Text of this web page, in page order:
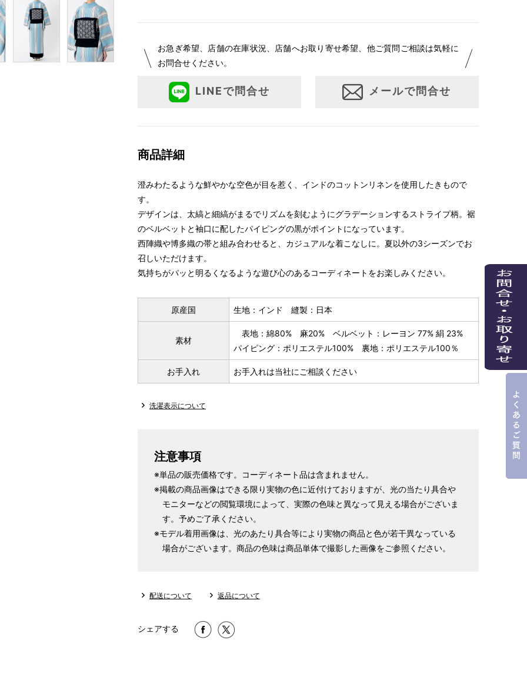
お急ぎ希望、店舗の在庫状況、店舗へお取り寄せ希望、他ご質問ご相談は気軽に
お問合せください。
LINEで問合せ メールで問合せ
商品詳細
澄みわたるような鮮やかな空色が目を惹く、インドのコットンリネンを使用したきもので
す。
デザインは、太縞と細縞がまるでリズムを刻むようにグラデーションするストライプ柄。裾
のベルベットと袖口に配したパイピングの黒がポイントになっています。
西陣織や博多織の帯と組み合わせると、カジュアルな着こなしに。夏以外の3シーズンでお
召しいただけます。
気持ちがパッと明るくなるような遊び心のあるコーディネートをお楽しみください。
原産国 生地：インド 縫製：日本
素材
表地：綿80% 麻20% ベルベット：レーヨン 77% 絹 23%
パイピング：ポリエステル100% 裏地：ポリエステル100％
お手入れ お手入れは当社にご相談ください
洗濯表示について
注意事項
※単品の販売価格です。コーディネート品は含まれません。
※掲載の商品画像はできる限り実物の色に近付けておりますが、光の当たり具合や
モニターなどの閲覧環境によって、実際の色味と異なって見える場合がございま
す。予めご了承ください。
※モデル着用画像は、光のあたり具合等により実物の商品と色が若干異なっている
場合がございます。商品の色味は商品単体で撮影した画像をご参照ください。
配送について 返品について
シェアする